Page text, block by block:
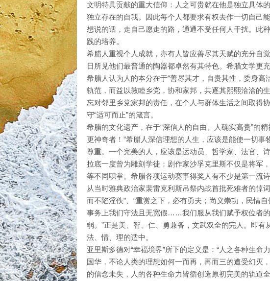
文明特具贡献的重大信仰：人之可贵就在他是独立具体
独立存在的自我。因此每个人都要求有权去作一切自己
想说的话，走自己愿走的路，通通不受任何人干扰。此
践的培养。
希腊人重视个人成就，亦有人皆应善尽其天赋的充分自
日所见他们最普通的陶器都卓然有其特色。希腊文学更
希腊人认为人的本分在于“善尽其才，自贵其性，委身
轨范，而益以敦睦乡党，协和家邦，共逐其熙熙洽洽的
忘对邻里乡党家邦的责任，在个人与群体生活之间取得
守“适可而止”的箴言。
希腊的文化遗产，在于“深信人的自由、人确实高贵”的
更神奇者！”希腊人深信理想的人生，应该是能使一切
尊重。一个完美的人，应该是运动员、哲学家、法官、
拉底一度曾为雕刻学徒；剧作家沙孚克里斯不仅是将军
等不同职掌。希腊各项运动赛事得奖人有不少是第一流
从当时雅典政治家裴雷克利斯吊祭内战首批死难者的悼
而不陷淫佚”、“重赏之下，必有勇夫；尚义崇功，民情
事务上我们守法且无宽假……我们服从我们赋予权位者
弱。”正是美、智、仁、勇兼备，文武双全的完人。即
法、情、理的适中。
亚里斯多德对“幸福境界”所下的定义是：“人之各种生命
国华，不论人类的理想如何一而再，再而三的遭受幻灭
的信念未失，人的各种生命力皆循创造原初完美的轨道